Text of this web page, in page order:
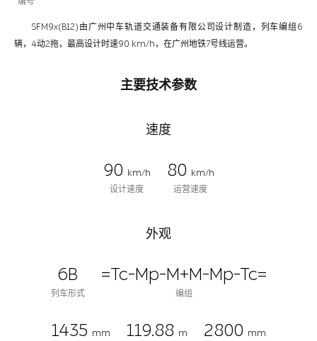
SFM9x(B12)由广州中车轨道交通装备有限公司设计制造，列车编组6
辆，4动2拖，最高设计时速90 km/h，在广州地铁7号线运营。
主要技术参数
速度
90
km/h
设计速度
80
km/h
运营速度
外观
6B
列车形式
=Tc-Mp-M+M-Mp-Tc=
编组
1435 mm
119.88 m
2800 mm